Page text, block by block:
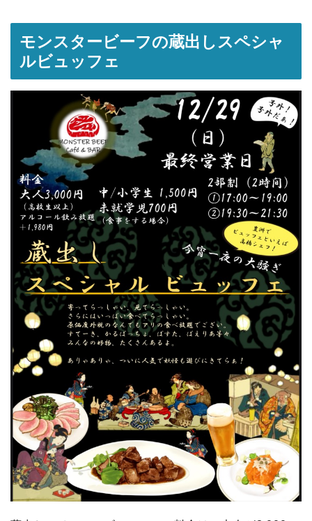
モンスタービーフの蔵出しスペシャ
ルビュッフェ